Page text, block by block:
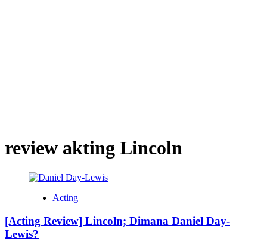
review akting Lincoln
Acting
[Acting Review] Lincoln; Dimana Daniel Day-
Lewis?